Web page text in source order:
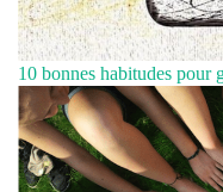
10 bonnes habitudes pour